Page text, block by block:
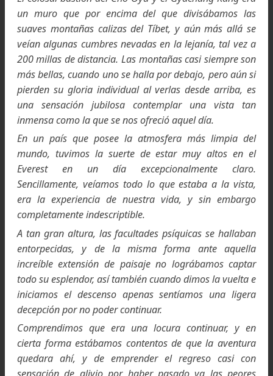
Miembros de la expedición de reconocimiento de
que pusieron las bases para el intento de alcanzar la
cima de 1922